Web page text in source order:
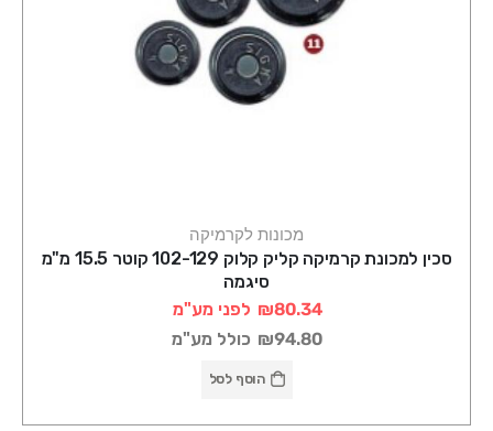
מכונות לקרמיקה
סכין למכונת קרמיקה קליק קלוק 102-129 קוטר 15.5 מ"מ
סיגמה
₪80.34 לפני מע"מ
₪94.80 כולל מע"מ
הוסף לסל